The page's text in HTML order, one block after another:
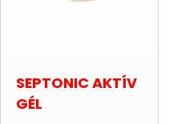
SEPTONIC AKTÍV
GÉL